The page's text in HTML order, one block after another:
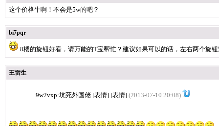
这个价格牛啊！不会是5w的吧？
bi7pqr
8楼的旋钮好看，请万能的T宝帮忙？建议如果可以的话，左右两个旋
王雷生
9w2vxp:坑死外国佬 [表情] [表情] (2013-07-10 20:08)